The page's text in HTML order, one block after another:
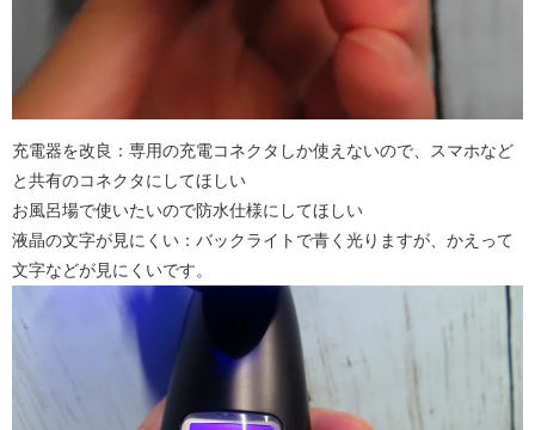
充電器を改良：専用の充電コネクタしか使えないので、スマホなど
と共有のコネクタにしてほしい
お風呂場で使いたいので防水仕様にしてほしい
液晶の文字が見にくい：バックライトで青く光りますが、かえって
文字などが見にくいです。